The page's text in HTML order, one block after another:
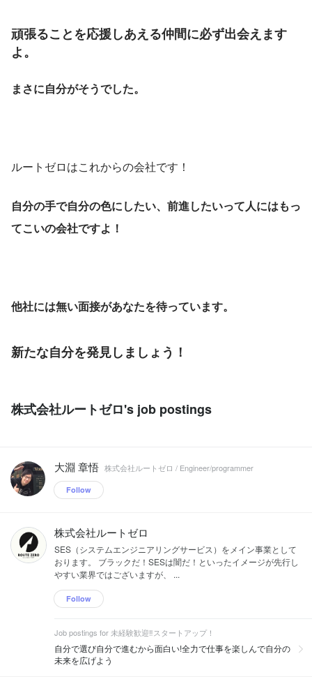
頑張ることを応援しあえる仲間に必ず出会えます
よ。
まさに自分がそうでした。
ルートゼロはこれからの会社です！
自分の手で自分の色にしたい、前進したいって人にはもっ
てこいの会社ですよ！
他社には無い面接があなたを待っています。
新たな自分を発見しましょう！
株式会社ルートゼロ's job postings
大淵 章悟 株式会社ルートゼロ / Engineer/programmer
Follow
株式会社ルートゼロ
SES（システムエンジニアリングサービス）をメイン事業として
おります。 ブラックだ！SESは闇だ！といったイメージが先行し
やすい業界ではございますが、 ...
Follow
Job postings for 未経験歓迎‼スタートアップ！
自分で選び自分で進むから面白い!全力で仕事を楽しんで自分の
未来を広げよう